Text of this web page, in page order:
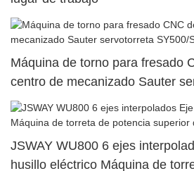
Máquina de torno para fresado
centro de mecanizado Sauter
SY500/S500/SY300/S30026
JSWAY WU800 6 ejes
husillo eléctrico Máquina de